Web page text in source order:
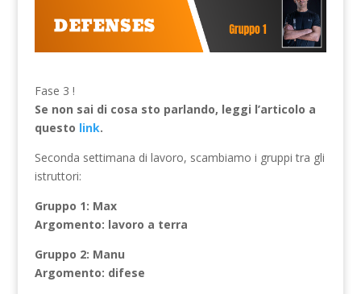
Fase 3 !
Se non sai di cosa sto parlando, leggi l’articolo a
questo link.
Seconda settimana di lavoro, scambiamo i gruppi tra gli
istruttori:
Gruppo 1: Max
Argomento: lavoro a terra
Gruppo 2: Manu
Argomento: difese